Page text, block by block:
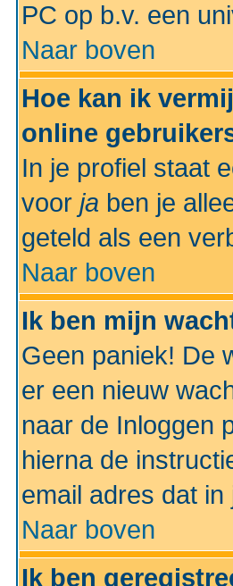
PC op b.v. een
Naar boven
Hoe kan ik
online
In je profiel staat
voor ja ben je
geteld als een
Naar boven
Ik ben mijn
Geen paniek! De
er een nieuw
naar de Inloggen
hierna de
email adres dat in
Naar boven
Ik ben